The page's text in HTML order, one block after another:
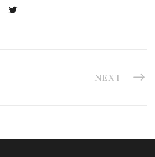
NEXT